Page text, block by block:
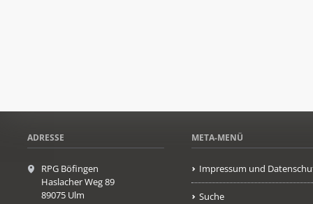
ADRESSE
RPG Böfingen
Haslacher Weg 89
89075 Ulm
META-MENÜ
Impressum und
Suche